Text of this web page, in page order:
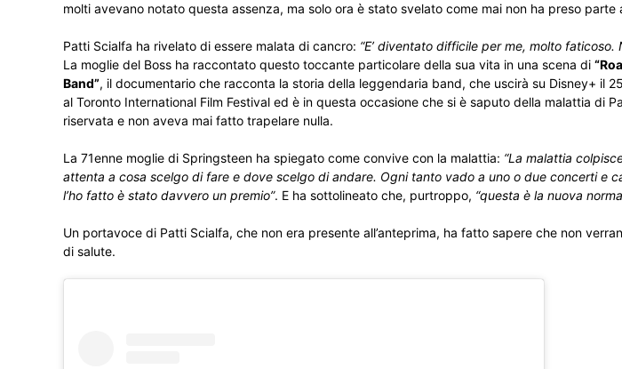
molti avevano notato questa assenza, ma solo ora è stato svelato come mai non ha preso
Patti Scialfa ha rivelato di essere malata di cancro: “E’ diventato difficile per me, molto
La moglie del Boss ha raccontato questo toccante particolare della sua vita in una scena di
Band”, il documentario che racconta la storia della leggendaria band, che uscirà su Disney+ il
al Toronto International Film Festival ed è in questa occasione che si è saputo della malattia di
riservata e non aveva mai fatto trapelare nulla.
La 71enne moglie di Springsteen ha spiegato come convive con la malattia: “La malattia
attenta a cosa scelgo di fare e dove scelgo di andare. Ogni tanto vado a uno o due concerti e
l’ho fatto è stato davvero un premio”. E ha sottolineato che, purtroppo, “questa è la nuova
Un portavoce di Patti Scialfa, che non era presente all’anteprima, ha fatto sapere che non
di salute.